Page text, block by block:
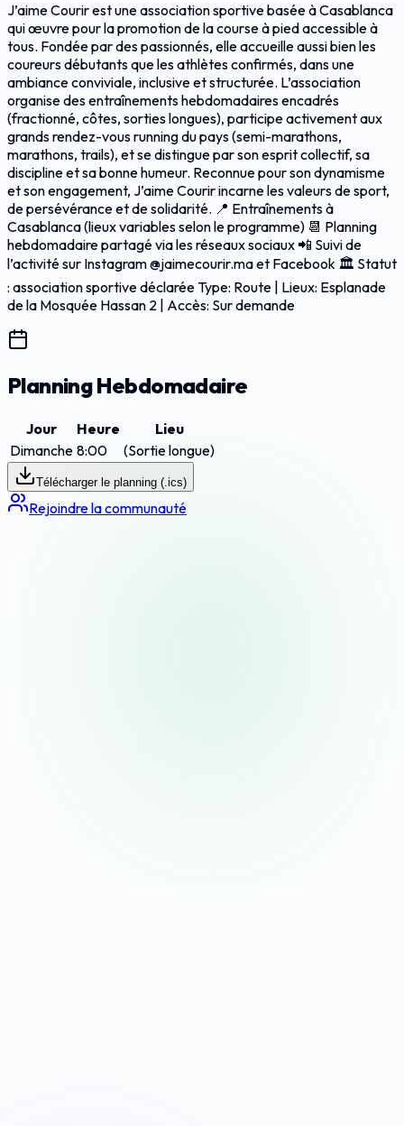
J’aime Courir est une association sportive basée à Casablanca
qui œuvre pour la promotion de la course à pied accessible à
tous. Fondée par des passionnés, elle accueille aussi bien les
coureurs débutants que les athlètes confirmés, dans une
ambiance conviviale, inclusive et structurée. L’association
organise des entraînements hebdomadaires encadrés
(fractionné, côtes, sorties longues), participe activement aux
grands rendez-vous running du pays (semi-marathons,
marathons, trails), et se distingue par son esprit collectif, sa
discipline et sa bonne humeur. Reconnue pour son dynamisme
et son engagement, J’aime Courir incarne les valeurs de sport,
de persévérance et de solidarité. 📍 Entraînements à
Casablanca (lieux variables selon le programme) 📆 Planning
hebdomadaire partagé via les réseaux sociaux 📲 Suivi de
l’activité sur Instagram @jaimecourir.ma et Facebook 🏛️ Statut
: association sportive déclarée Type: Route | Lieux: Esplanade
de la Mosquée Hassan 2 | Accès: Sur demande
Planning Hebdomadaire
Jour Heure
Lieu
Dimanche 8:00 (Sortie longue)
Télécharger le planning (.ics)
Rejoindre la communauté